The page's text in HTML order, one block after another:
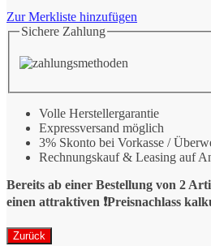
Zur Merkliste hinzufügen
Sichere Zahlung
Volle Herstellergarantie
Expressversand möglich
3% Skonto bei Vorkasse /
Rechnungskauf & Leasing auf
Bereits ab einer Bestellung von 2
einen attraktiven ❗️Preisnachlass